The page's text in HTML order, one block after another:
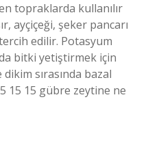
topraklarda kullanılır
ayçiçeği, şeker pancarı
edilir. Potasyum
bitki yetiştirmek için
sırasında bazal
15 15 gübre zeytine ne